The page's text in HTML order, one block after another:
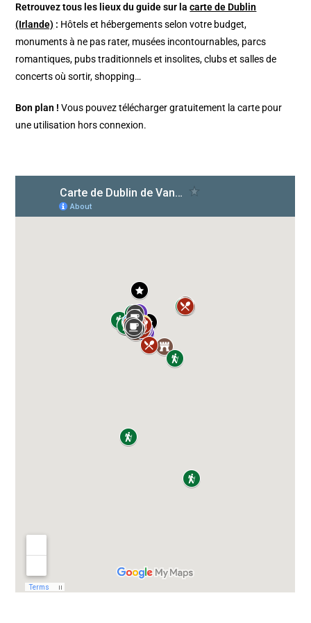
Retrouvez tous les lieux du guide sur lacarte de Dublin
(Irlande) : Hôtels et hébergements selon votre budget,
monuments à ne pas rater, musées incontournables, parcs
romantiques, pubs traditionnels et insolites, clubs et salles de
concerts où sortir, shopping…
Bon plan ! Vous pouvez télécharger gratuitement la carte pour
une utilisation hors connexion.